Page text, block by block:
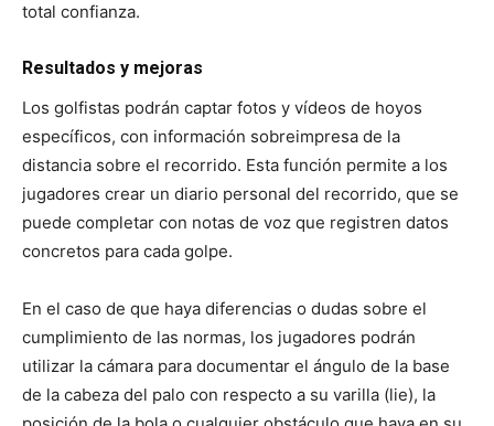
total confianza.
Resultados y mejoras
Los golfistas podrán captar fotos y vídeos de hoyos
específicos, con información sobreimpresa de la
distancia sobre el recorrido. Esta función permite a los
jugadores crear un diario personal del recorrido, que se
puede completar con notas de voz que registren datos
concretos para cada golpe.
En el caso de que haya diferencias o dudas sobre el
cumplimiento de las normas, los jugadores podrán
utilizar la cámara para documentar el ángulo de la base
de la cabeza del palo con respecto a su varilla (lie), la